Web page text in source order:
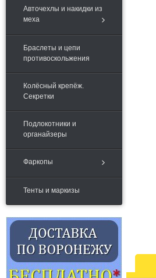
Авточехлы и накидки из
меха
Браслеты и цепи
противоскольжения
Колёсный крепёж.
Секретки
Подлокотники и
органайзеры
Фаркопы
Тенты и маркизы